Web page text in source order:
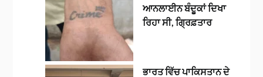
ਆਨਲਾਈਨ ਬੰਦੂਕਾਂ ਦਿਖਾ
ਰਿਹਾ ਸੀ, ਗ੍ਰਿਫ਼ਤਾਰ
ਭਾਰਤ ਵਿੱਚ ਪਾਕਿਸਤਾਨ ਦੇ